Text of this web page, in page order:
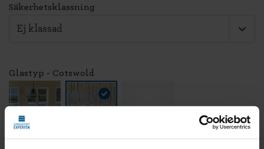
Säkerhetsklassning
Glastyp - Cotswold